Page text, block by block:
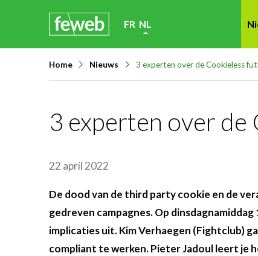
content
FR NL
Home Nieuws 3 experten over de Cookieless
3 experten over
22 april 2022
De dood van de third party cookie en de
gedreven campagnes. Op
implicaties uit. Kim Verhaegen (Fightclub)
compliant te werken. Pieter Jadoul leert je